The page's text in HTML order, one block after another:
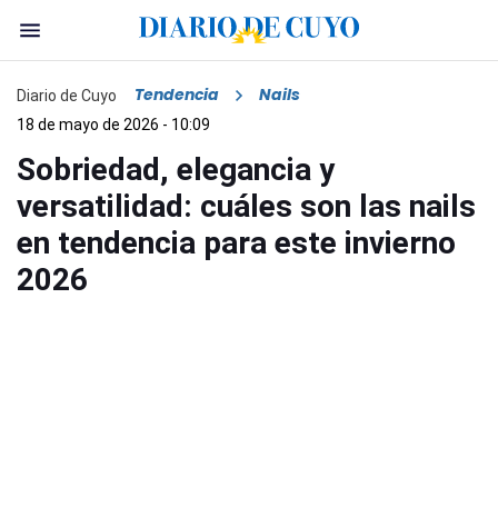
Diario de Cuyo Tendencia Nails
18 de mayo de 2026 - 10:09
Sobriedad, elegancia y
versatilidad: cuáles son las nails
en tendencia para este invierno
2026